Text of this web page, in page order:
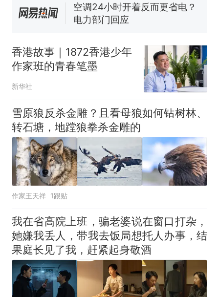
空调24小时开着反而更省电？
电力部门回应
大风力14级
热
十多万人报名的考试，成绩
全部作废，公平么？
香港故事｜1872香港少年
作家班的青春笔墨
新华社
雪原狼反杀金雕？且看母狼如何钻树林、
转石塘，地蹚狼拳杀金雕的
作家王天祥 1跟贴
我在省高院上班，骗老婆说在窗口打杂，
她嫌我丢人，带我去饭局想托人办事，结
果庭长见了我，赶紧起身敬酒